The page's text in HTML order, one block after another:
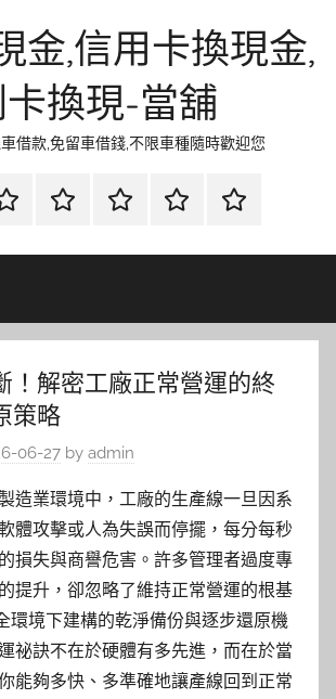
金,信用卡換現金,
換現-當舖
借款,免留車借錢,不限車種隨時歡迎您
網
資
流
時
環
清
聯
徵
！解密工廠正常營運的終
策略
06-27 by admin
造業環境中，工廠的生產線一旦因系
體攻擊或人為失誤而停擺，每分每秒
損失與商譽危害。許多管理者過度專
提升，卻忽略了維持正常營運的根基
境下建構的乾淨備份與逐步還原機
祕訣不在於硬體有多先進，而在於當
能夠多快、多準確地讓產線回到正常